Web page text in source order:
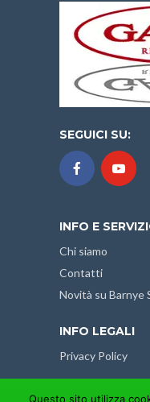
SEGUICI SU:
INFO E
Chi siamo
Contatti
Novità su Barnye
INFO LEGALI
Privacy Policy
Questo sito utilizza